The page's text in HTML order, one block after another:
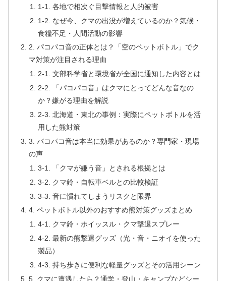
1-1. 各地で相次ぐ目撃情報と人的被害
1-2. なぜ今、クマの出没が増えているのか？気候・
食糧不足・人間活動の影響
2. パコパコ音の正体とは？「空のペットボトル」でク
マ対策が注目される理由
2-1. 文部科学省と環境省が全国に通知した内容とは
2-2. 「パコパコ音」はクマにとってどんな音なの
か？嫌がる理由を解説
2-3. 北海道・東北の事例：実際にペットボトルを活
用した熊対策
3. パコパコ音は本当に効果があるのか？専門家・現場
の声
3-1. 「クマが嫌う音」とされる根拠とは
3-2. クマ鈴・自転車ベルとの比較検証
3-3. 音に慣れてしまうリスクと限界
4. ペットボトル以外のおすすめ熊対策グッズまとめ
4-1. クマ鈴・ホイッスル・クマ撃退スプレー
4-2. 最新の熊撃退グッズ（光・音・ニオイを使った
製品）
4-3. 持ち歩きに便利な軽量グッズとその活用シーン
5. クマに遭遇したら？通学・登山・キャンプなどシー